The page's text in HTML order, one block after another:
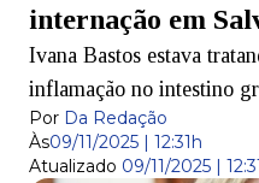
internação em
Ivana Bastos estava
inflamação no intestino
Por Da Redação
Às09/11/2025 | 12:31h
Atualizado 09/11/2025 |